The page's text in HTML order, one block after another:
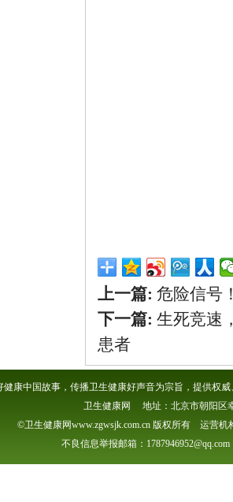
上一篇: 危险信号
下一篇: 生死竞速
患者
健康中国故事，传播卫生健康好声音为宗旨，提供权
卫生健康网 地址：北京市朝阳区
©卫生健康网www.zgwsjk.com.cn 版权所有 运营
不良信息举报邮箱：